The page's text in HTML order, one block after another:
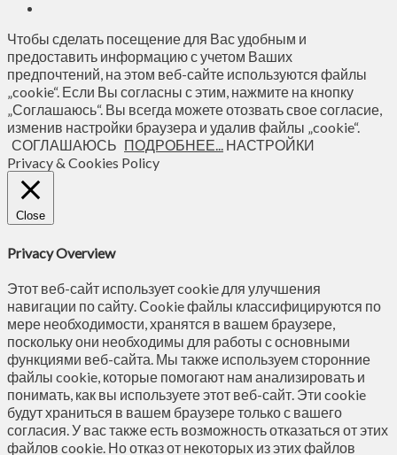
Чтобы сделать посещение для Вас удобным и
предоставить информацию с учетом Ваших
предпочтений, на этом веб-сайте используются файлы
„cookie“. Если Вы согласны с этим, нажмите на кнопку
„Соглашаюсь“. Вы всегда можете отозвать свое согласие,
изменив настройки браузера и удалив файлы „cookie“.
СОГЛАШАЮСЬ ПОДРОБНЕЕ... НАСТРОЙКИ
Privacy & Cookies Policy
Close
Privacy Overview
Этот веб-сайт использует cookie для улучшения
навигации по сайту. Сookie файлы классифицируются по
мере необходимости, хранятся в вашем браузере,
поскольку они необходимы для работы с основными
функциями веб-сайта. Мы также используем сторонние
файлы cookie, которые помогают нам анализировать и
понимать, как вы используете этот веб-сайт. Эти cookie
будут храниться в вашем браузере только с вашего
согласия. У вас также есть возможность отказаться от этих
файлов cookie. Но отказ от некоторых из этих файлов